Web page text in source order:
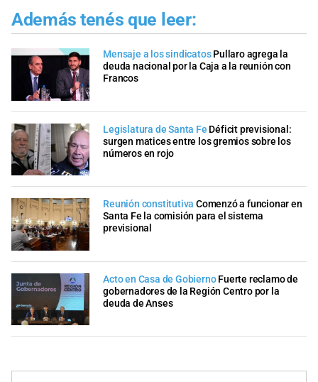
Además tenés que leer:
Mensaje a los sindicatos Pullaro agrega la
deuda nacional por la Caja a la reunión con
Francos
Legislatura de Santa Fe Déficit previsional:
surgen matices entre los gremios sobre los
números en rojo
Reunión constitutiva Comenzó a funcionar en
Santa Fe la comisión para el sistema
previsional
Acto en Casa de Gobierno Fuerte reclamo de
gobernadores de la Región Centro por la
deuda de Anses